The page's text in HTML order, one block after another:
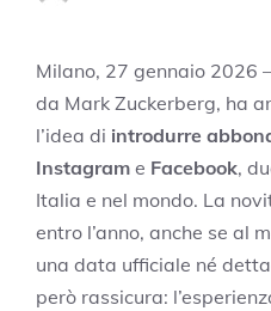
Milano, 27 gennaio 2026 –
da Mark Zuckerberg, ha
l’idea di introdurre
Instagram e Facebook,
Italia e nel mondo. La
entro l’anno, anche se al
una data ufficiale né
però rassicura: